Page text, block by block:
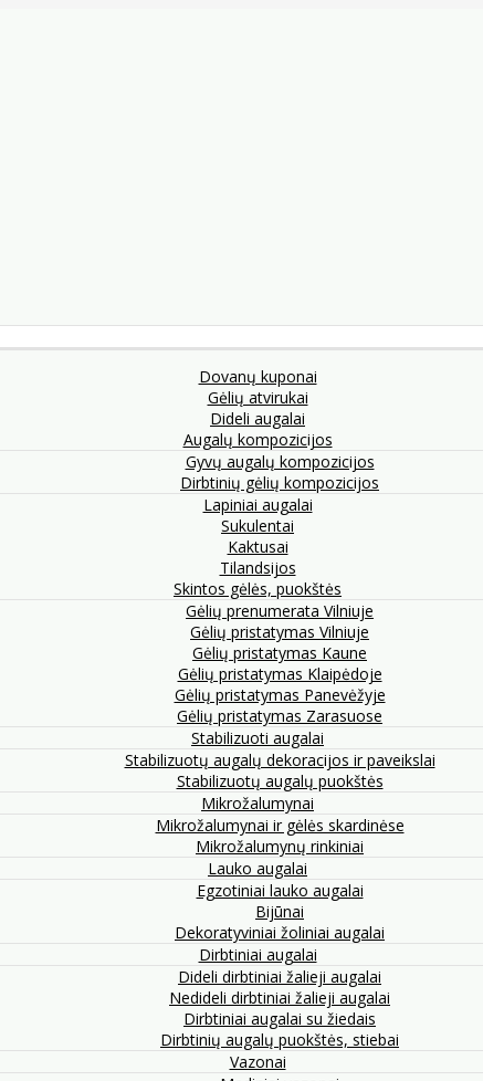
Dovanų kuponai
Gėlių atvirukai
Dideli augalai
Augalų kompozicijos
Gyvų augalų kompozicijos
Dirbtinių gėlių kompozicijos
Lapiniai augalai
Sukulentai
Kaktusai
Tilandsijos
Skintos gėlės, puokštės
Gėlių prenumerata Vilniuje
Gėlių pristatymas Vilniuje
Gėlių pristatymas Kaune
Gėlių pristatymas Klaipėdoje
Gėlių pristatymas Panevėžyje
Gėlių pristatymas Zarasuose
Stabilizuoti augalai
Stabilizuotų augalų dekoracijos ir paveikslai
Stabilizuotų augalų puokštės
Mikrožalumynai
Mikrožalumynai ir gėlės skardinėse
Mikrožalumynų rinkiniai
Lauko augalai
Egzotiniai lauko augalai
Bijūnai
Dekoratyviniai žoliniai augalai
Dirbtiniai augalai
Dideli dirbtiniai žalieji augalai
Nedideli dirbtiniai žalieji augalai
Dirbtiniai augalai su žiedais
Dirbtinių augalų puokštės, stiebai
Vazonai